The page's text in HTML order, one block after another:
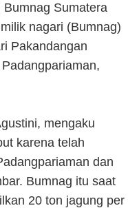
Bumnag Sumatera
nagari (Bumnag)
Pakandangan
mengaku
karena telah
dan
Bumnag itu saat
20 ton jagung per